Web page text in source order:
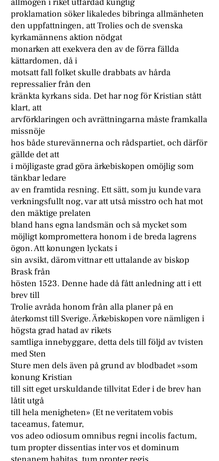
allmogen i riket utfärdad kunglig
proklamation söker likaledes bibringa allmänheten
den uppfattningen, att Trolies och de svenska
kyrkamännens aktion nödgat
monarken att exekvera den av de förra fällda
kättardomen, då i
motsatt fall folket skulle drabbats av hårda
repressalier från den
kränkta kyrkans sida. Det har nog för Kristian stått
klart, att
arvförklaringen och avrättningarna måste framkalla
missnöje
hos både sturevännerna och rådspartiet, och därför
gällde det att
i möjligaste grad göra ärkebiskopen omöjlig som
tänkbar ledare
av en framtida resning. Ett sätt, som ju kunde vara
verkningsfullt nog, var att utså misstro och hat mot
den mäktige prelaten
bland hans egna landsmän och så mycket som
möjligt kompromettera honom i de breda lagrens
ögon. Att konungen lyckats i
sin avsikt, därom vittnar ett uttalande av biskop
Brask från
hösten 1523. Denne hade då fått anledning att i ett
brev till
Trolie avråda honom från alla planer på en
återkomst till Sverige. Ärkebiskopen vore nämligen i
högsta grad hatad av rikets
samtliga innebyggare, detta dels till följd av tvisten
med Sten
Sture men dels även på grund av blodbadet »som
konung Kristian
till sitt eget urskuldande tillvitat Eder i de brev han
låtit utgå
till hela menigheten» (Et ne veritatem vobis
taceamus, fatemur,
vos adeo odiosum omnibus regni incolis factum,
tum propter dissentias inter vos et dominum